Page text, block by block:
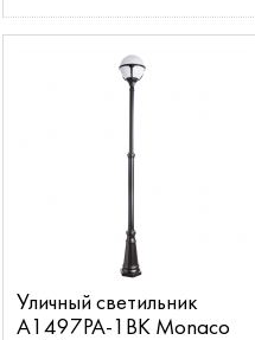
Уличный светильник
A1497PA-1BK Monaco